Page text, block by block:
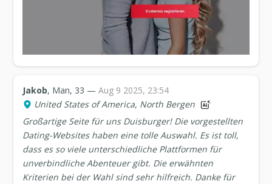
Jakob, Man, 33 —Aug 9 2025, 23:54
United States of America, North Bergen
Großartige Seite für uns Duisburger! Die vorgestellten
Dating-Websites haben eine tolle Auswahl. Es ist toll,
dass es so viele unterschiedliche Plattformen für
unverbindliche Abenteuer gibt. Die erwähnten
Kriterien bei der Wahl sind sehr hilfreich. Danke für